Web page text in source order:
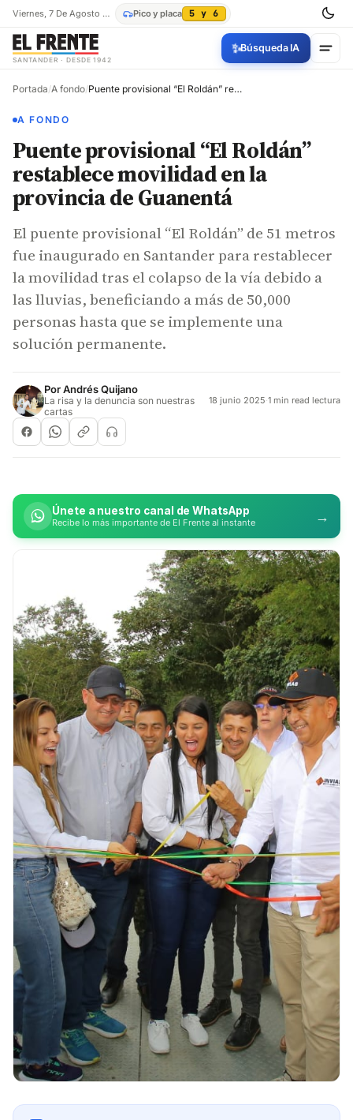
Viernes, 7 De Agosto De 2026 Pico y placa 5 y 6
SANTANDER · DESDE 1942
✨Búsqueda IA
Portada/A fondo/ Puente provisional “El Roldán” restablece movilidad en la provincia de Guanentá
A FONDO
Puente provisional “El Roldán”
restablece movilidad en la
provincia de Guanentá
El puente provisional “El Roldán” de 51 metros
fue inaugurado en Santander para restablecer
la movilidad tras el colapso de la vía debido a
las lluvias, beneficiando a más de 50,000
personas hasta que se implemente una
solución permanente.
PorAndrés Quijano
La risa y la denuncia son nuestras
cartas
18 junio 2025·1 min read lectura
Únete a nuestro canal de WhatsApp
Recibe lo más importante de El Frente al instante →